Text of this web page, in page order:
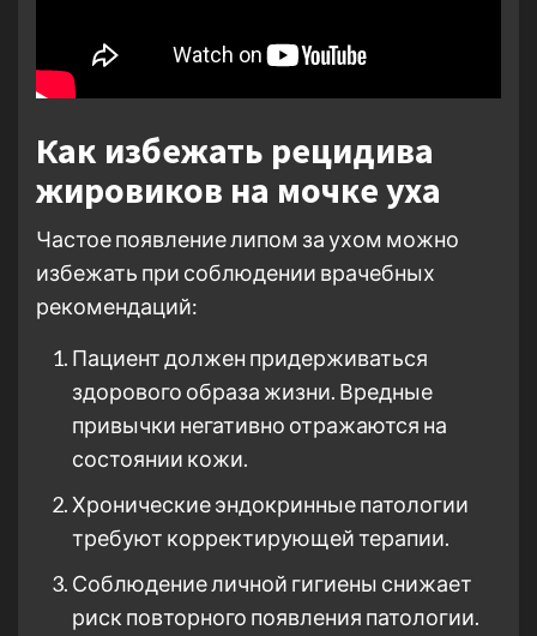
Как избежать рецидива
жировиков на мочке уха
Частое появление липом за ухом можно
избежать при соблюдении врачебных
рекомендаций:
Пациент должен придерживаться
здорового образа жизни. Вредные
привычки негативно отражаются на
состоянии кожи.
Хронические эндокринные патологии
требуют корректирующей терапии.
Соблюдение личной гигиены снижает
риск повторного появления патологии.